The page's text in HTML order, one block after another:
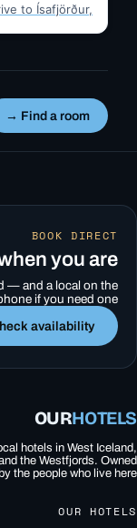
to Ísafjörður,
Find a room →
BOOK DIRECT
you are.
— and a local on the
if you need one.
availability →
OURHOTELS
hotels in West Iceland,
the Westfjords. Owned
the people who live here.
OUR HOTELS